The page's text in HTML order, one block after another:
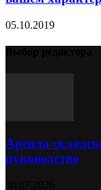
05.10.2019
Аренда
руководство